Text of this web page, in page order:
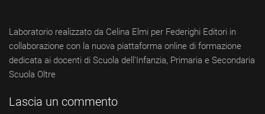
Laboratorio realizzato da Celina Elmi per Federighi Editori in
collaborazione con la nuova piattaforma online di formazione
dedicata ai docenti di Scuola dell’Infanzia, Primaria e Secondaria
Scuola Oltre
Lascia un commento